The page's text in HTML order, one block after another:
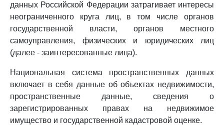
данных Российской Федерации затрагивает интересы
неограниченного круга лиц, в том числе органов
государственной власти, органов местного
самоуправления, физических и юридических лиц
(далее - заинтересованные лица).
Национальная система пространственных данных
включает в себя данные об объектах недвижимости,
пространственные данные, сведения о
зарегистрированных правах на недвижимое
имущество и государственной кадастровой оценке.